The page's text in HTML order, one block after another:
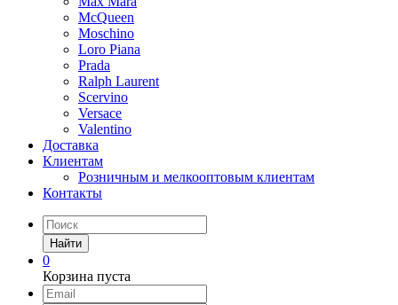
McQueen
Moschino
Loro Piana
Prada
Ralph Laurent
Scervino
Versace
Valentino
Доставка
Клиентам
Розничным и мелкооптовым клиентам
Контакты
Найти
0
Корзина пуста